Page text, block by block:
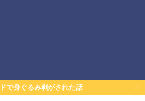
で身ぐるみ剥がされた話